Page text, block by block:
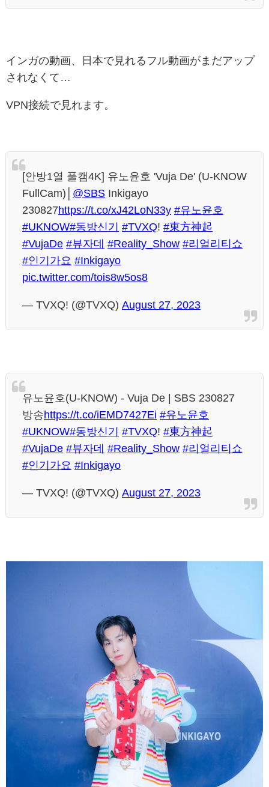
インガの動画、日本で見れるフル動画がまだアップ
されなくて…
VPN接続で見れます。
[안방1열 풀캠4K] 유노윤호 'Vuja De' (U-KNOW
FullCam)│ @SBS Inkigayo
230827https://t.co/xJ42LoN33y #유노윤호
#UKNOW#동방신기 #TVXQ! #東方神起
#VujaDe #뷰자데 #Reality_Show #리얼리티쇼
#인기가요 #Inkigayo
pic.twitter.com/tois8w5os8
— TVXQ! (@TVXQ) August 27, 2023
유노윤호(U-KNOW) - Vuja De | SBS 230827
방송https://t.co/iEMD7427Ei #유노윤호
#UKNOW#동방신기 #TVXQ! #東方神起
#VujaDe #뷰자데 #Reality_Show #리얼리티쇼
#인기가요 #Inkigayo
— TVXQ! (@TVXQ) August 27, 2023